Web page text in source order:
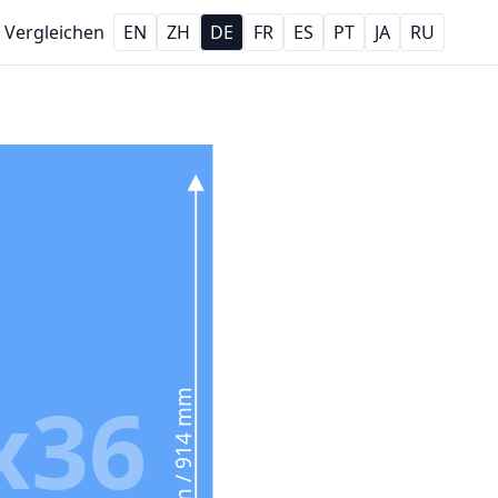
Vergleichen EN ZH DE FR ES PT JA RU
36 in / 914 mm